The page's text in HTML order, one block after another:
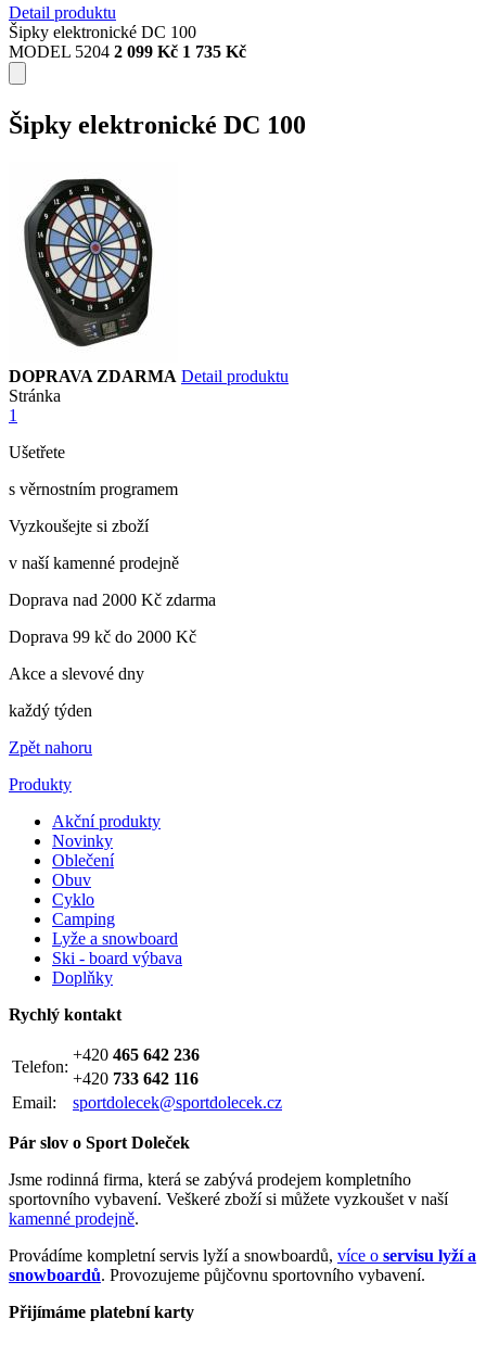
Detail produktu
Šipky elektronické DC 100
MODEL 5204 2 099 Kč 1 735 Kč
Šipky elektronické DC 100
DOPRAVA ZDARMA Detail produktu
Stránka
1
Ušetřete
s věrnostním programem
Vyzkoušejte si zboží
v naší kamenné prodejně
Doprava nad 2000 Kč zdarma
Doprava 99 kč do 2000 Kč
Akce a slevové dny
každý týden
Zpět nahoru
Produkty
Akční produkty
Novinky
Oblečení
Obuv
Cyklo
Camping
Lyže a snowboard
Ski - board výbava
Doplňky
Rychlý kontakt
Telefon:
+420 465 642 236
+420 733 642 116
Email:
sportdolecek@sportdolecek.cz
Pár slov o Sport Doleček
Jsme rodinná firma, která se zabývá prodejem kompletního
sportovního vybavení. Veškeré zboží si můžete vyzkoušet v naší
kamenné prodejně.
Provádíme kompletní servis lyží a snowboardů, více o servisu lyží a
snowboardů. Provozujeme půjčovnu sportovního vybavení.
Přijímáme platební karty